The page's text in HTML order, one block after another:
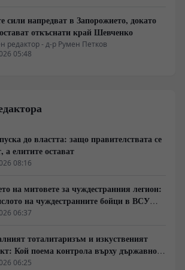
сили напредват в Запорожието, докато
откъснати край Шевченко
редактор - д-р Румен Петков
05:48
до властта: защо правителствата се
а елитите остават
08:16
на митовете за чуждестранния легион:
на чуждестранните бойци в ВСУ
06:37
тоталитаризъм и изкуственият
Кой поема контрола върху държавното
06:25